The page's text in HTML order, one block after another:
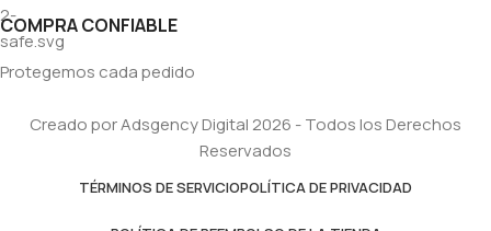
COMPRA CONFIABLE
Protegemos cada pedido
Creado por Adsgency Digital 2026 - Todos los Derechos
Reservados
TÉRMINOS DE SERVICIOPOLÍTICA DE PRIVACIDAD